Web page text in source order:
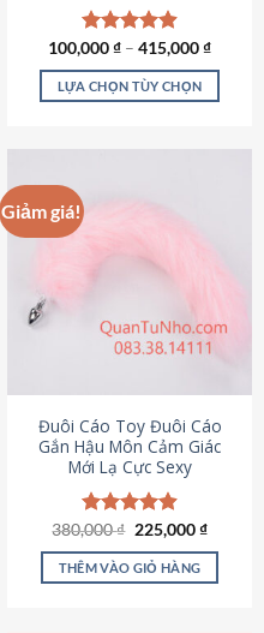
sản
phẩm
Được xếp
hạng4.94
5 sao
100,000₫ – 415,000₫
LỰA CHỌN TÙY CHỌN
biến
thể.
chọn
chọn
trên
trang
sản
phẩm
Giảm giá!
Đuôi Cáo Toy Đuôi Cáo
Gắn Hậu Môn Cảm Giác
Mới Lạ Cực Sexy
Được xếp
hạng4.88
5 sao
380,000₫ Giá
là:
380,000 ₫.
225,000₫Giá
tại
THÊM VÀO GIỎ HÀNG